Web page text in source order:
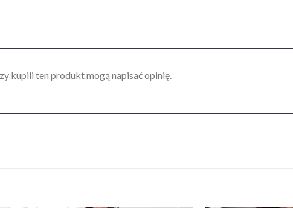
kupili ten produkt mogą napisać opinię.